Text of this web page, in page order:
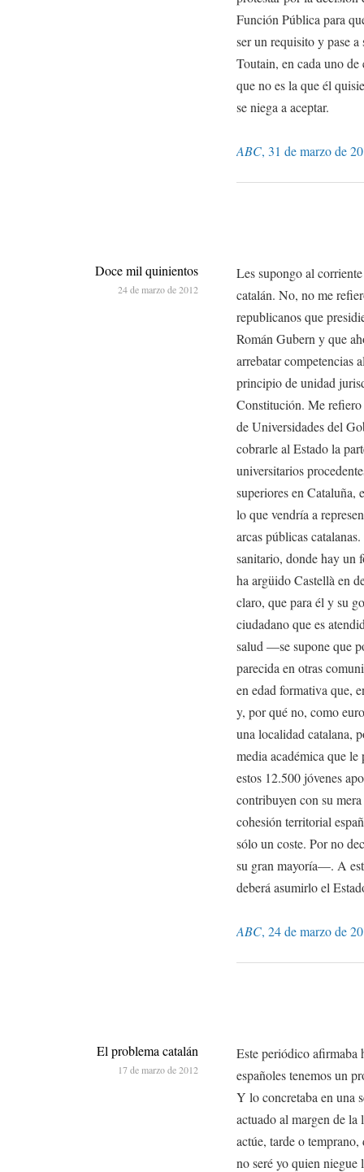
Función Pública para
ser un requisito y pase
Toutain, en cada uno
que no es la que él
se niega a aceptar.
ABC, 31 de marzo de
Les supongo al
catalán. No, no me
republicanos que
Román Gubern y que
arrebatar competencias
principio de unidad
Constitución. Me refiero
de Universidades del
cobrarle al Estado la
universitarios
superiores en Cataluña,
lo que vendría a
arcas públicas
sanitario, donde hay un
ha argüido Castellà en
claro, que para él y su
ciudadano que es
salud —se supone que
parecida en otras
en edad formativa que,
y, por qué no, como
una localidad catalana,
media académica que
estos 12.500 jóvenes
contribuyen con su
cohesión territorial
sólo un coste. Por no
su gran mayoría—. A
deberá asumirlo el
ABC, 24 de marzo de
Doce mil quinientos
24 de marzo de 2012
Este periódico afirmaba
españoles tenemos un
Y lo concretaba en una
actuado al margen de la
actúe, tarde o
no seré yo quien niegue
El problema catalán
17 de marzo de 2012